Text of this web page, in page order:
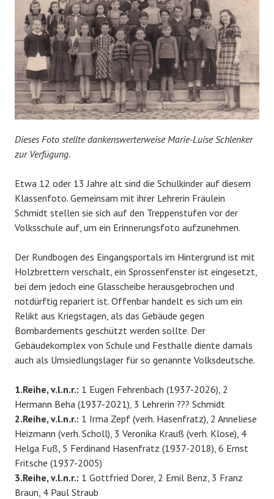
Dieses Foto stellte dankenswerterweise Marie-Luise Schlenker
zur Verfügung.
Etwa 12 oder 13 Jahre alt sind die Schulkinder auf diesem
Klassenfoto. Gemeinsam mit ihrer Lehrerin Fräulein
Schmidt stellen sie sich auf den Treppenstufen vor der
Volksschule auf, um ein Erinnerungsfoto aufzunehmen.
Der Rundbogen des Eingangsportals im Hintergrund ist mit
Holzbrettern verschalt, ein Sprossenfenster ist eingesetzt,
bei dem jedoch eine Glasscheibe herausgebrochen und
notdürftig repariert ist. Offenbar handelt es sich um ein
Relikt aus Kriegstagen, als das Gebäude gegen
Bombardements geschützt werden sollte. Der
Gebäudekomplex von Schule und Festhalle diente damals
auch als Umsiedlungslager für so genannte Volksdeutsche.
1.Reihe, v.l.n.r.: 1 Eugen Fehrenbach (1937-2026), 2
Hermann Beha (1937-2021), 3 Lehrerin ??? Schmidt
2.Reihe, v.l.n.r.: 1 Irma Zepf (verh. Hasenfratz), 2 Anneliese
Heizmann (verh. Scholl), 3 Veronika Krauß (verh. Klose), 4
Helga Fuß, 5 Ferdinand Hasenfratz (1937-2018), 6 Ernst
Fritsche (1937-2005)
3.Reihe, v.l.n.r.: 1 Gottfried Dorer, 2 Emil Benz, 3 Franz
Braun, 4 Paul Straub